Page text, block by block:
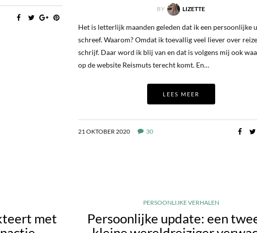
BY LIZETTE
Het is letterlijk maanden geleden dat ik een persoonlijke
schreef. Waarom? Omdat ik toevallig veel liever over
schrijf. Daar word ik blij van en dat is volgens mij ook
op de website Reismuts terecht komt. En…
LEES MEER
21 OKTOBER 2020 30
met
PERSOONLIJKE VERHALEN
Persoonlijke update: een